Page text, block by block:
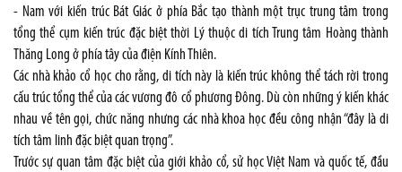
- Nam với kiến trúc Bát Giác ở phía Bắc tạo thành một trục trung tâm trong
tổng thể cụm kiến trúc đặc biệt thời Lý thuộc di tích Trung tâm Hoàng thành
Thăng Long ở phía tây của điện Kính Thiên.
Các nhà khảo cổ học cho rằng, di tích này là kiến trúc không thể tách rời trong
cấu trúc tổng thể của các vương đô cổ phương Đông. Dù còn những ý kiến khác
nhau về tên gọi, chức năng nhưng các nhà khoa học đều công nhận “đây là di
tích tâm linh đặc biệt quan trọng”.
Trước sự quan tâm đặc biệt của giới khảo cổ, sử học Việt Nam và quốc tế, đầu